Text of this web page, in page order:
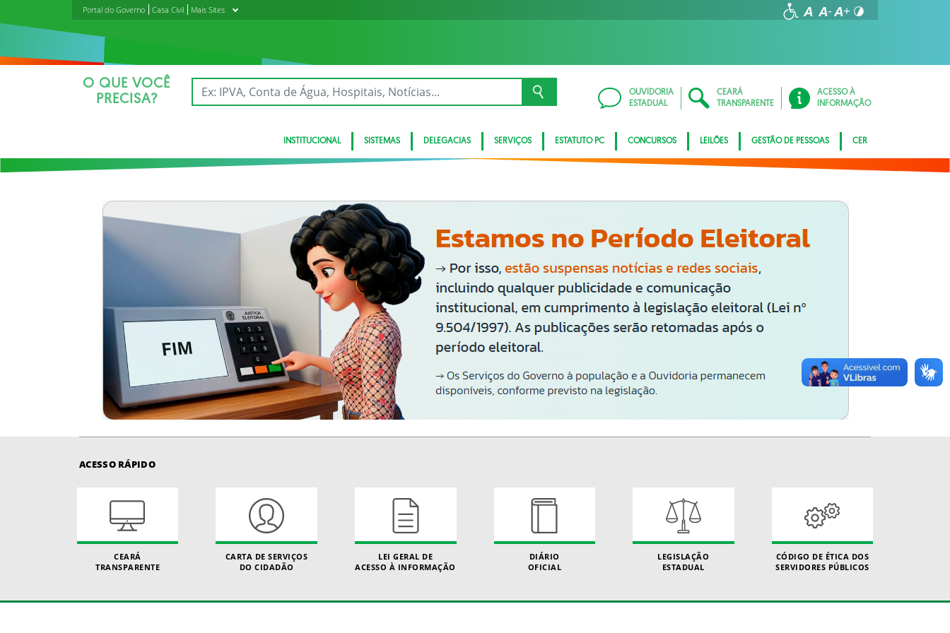
Portal do Governo Casa Civil Mais Sites
O QUE VOCÊ
PRECISA?
OUVIDORIA
ESTADUAL
CEARÁ
TRANSPARENTE
ACESSO À
INFORMAÇÃO
INSTITUCIONAL SISTEMAS DELEGACIAS SERVIÇOS ESTATUTO PC CONCURSOS LEILÕES GESTÃO DE PESSOAS CER
ACESSO RÁPIDO
CEARÁ
TRANSPARENTE
CARTA DE SERVIÇOS
DO CIDADÃO
LEI GERAL DE
ACESSO À INFORMAÇÃO
DIÁRIO
OFICIAL
LEGISLAÇÃO
ESTADUAL
CÓDIGO DE ÉTICA DOS
SERVIDORES PÚBLICOS